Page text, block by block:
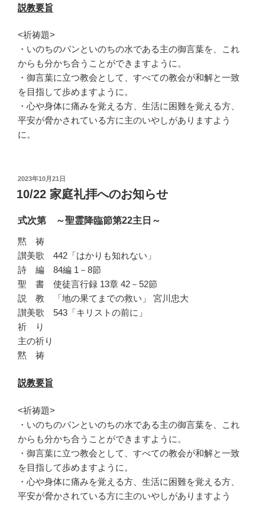
説教要旨
<祈祷題>
・いのちのパンといのちの水である主の御言葉を、これ
からも分かち合うことができますように。
・御言葉に立つ教会として、すべての教会が和解と一致
を目指して歩めますように。
・心や身体に痛みを覚える方、生活に困難を覚える方、
平安が脅かされている方に主のいやしがありますよう
に。
投
稿
日:
2023年10月21日
10/22 家庭礼拝へのお知らせ
式次第 ～聖霊降臨節第22主日～
黙 祷
讃美歌 442「はかりも知れない」
詩 編 84編 1－8節
聖 書 使徒言行録 13章 42－52節
説 教 「地の果てまでの救い」 宮川忠大
讃美歌 543「キリストの前に」
祈 り
主の祈り
黙 祷
説教要旨
<祈祷題>
・いのちのパンといのちの水である主の御言葉を、
これ
からも分かち合うことができますように。
・御言葉に立つ教会として、 すべての教会が和解と一致
を目指して歩めますように。
・心や身体に痛みを覚える方、生活に困難を覚える方、
平安が脅かされている方に主のいやしがありますよう